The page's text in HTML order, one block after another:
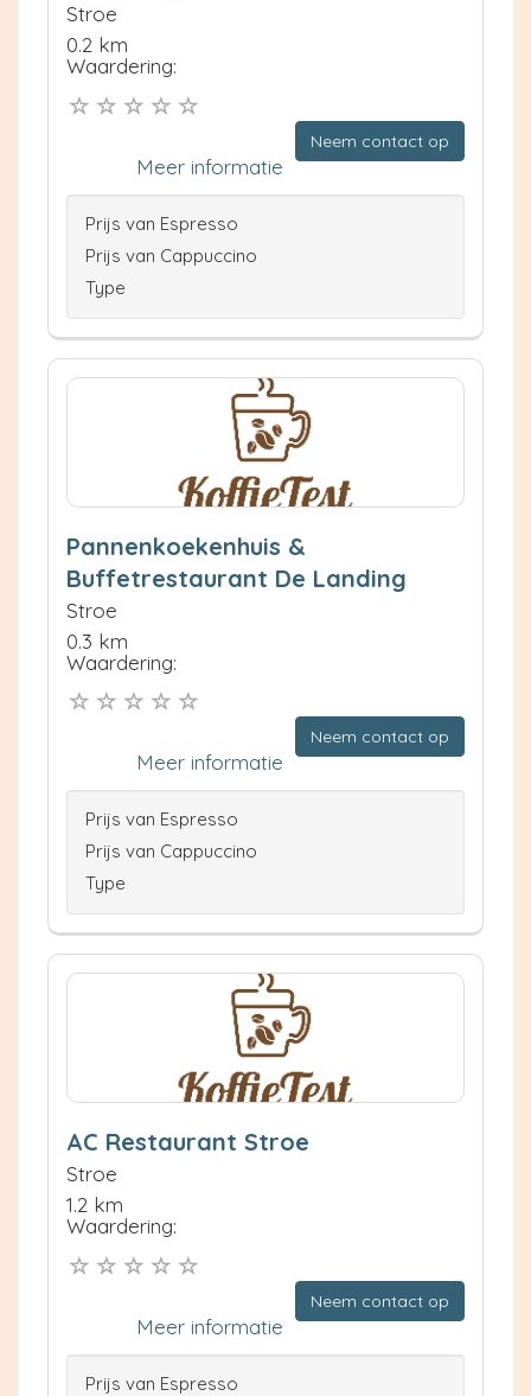
Stroe
0.2 km
Waardering:
Neem contact op
Meer informatie
Prijs van Espresso
Prijs van Cappuccino
Type
Pannenkoekenhuis &
Buffetrestaurant De Landing
Stroe
0.3 km
Waardering:
Neem contact op
Meer informatie
Prijs van Espresso
Prijs van Cappuccino
Type
AC Restaurant Stroe
Stroe
1.2 km
Waardering:
Neem contact op
Meer informatie
Prijs van Espresso